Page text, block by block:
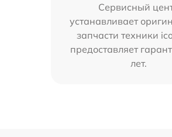
Сервисный
устанавливает
запчасти техники
предоставляет
лет.